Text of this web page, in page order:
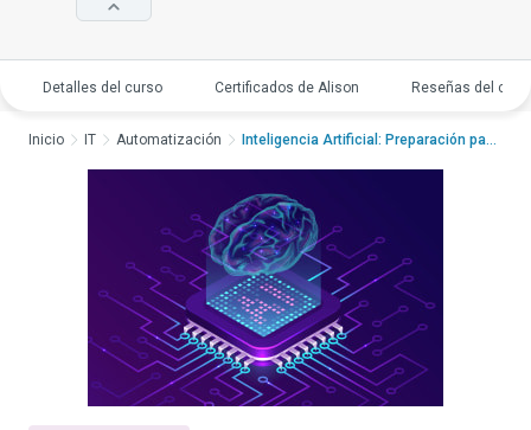
Detalles del curso Certificados de Alison Reseñas del
Inicio IT Automatización Inteligencia Artificial: Preparación para e...